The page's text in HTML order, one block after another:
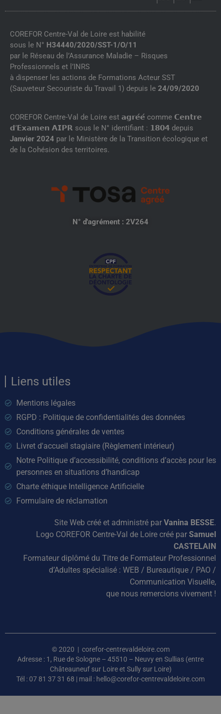
COREFOR Centre-Val de Loire est habilité
sous le N° H34440/2020/SST-1/O/11
par le Réseau de l’Assurance Maladie – Risques
Professionnels et l’INRS
à dispenser les actions de Formations Acteur SST
(Sauveteur Secouriste du Travail 1) depuis le 24/09/2020
COREFOR Centre-Val de Loire est 𝗮𝗴𝗿𝗲́𝗲́ comme 𝗖𝗲𝗻𝘁𝗿𝗲
𝗱’𝗘𝘅𝗮𝗺𝗲𝗻 𝗔𝗜𝗣𝗥 sous le N° identifiant : 𝟭𝟴𝟬𝟰 depuis
Janvier 2024 par le Ministère de la Transition écologique et
de la Cohésion des territoires.
N° d'agrément : 2V264
Liens utiles
Mentions légales
RGPD : Politique de confidentialités des données
Conditions générales de ventes
Livret d'accueil stagiaire (Règlement intérieur)
Notre Politique d’accessibilité, conditions d’accès pour les
personnes en situations d’handicap
Charte éthique Intelligence Artificielle
Formulaire de réclamation
Site Web créé et administré par Vanina BESSE.
Logo COREFOR Centre-Val de Loire créé par Samuel
CASTELAIN
Formateur diplômé du Titre de Formateur Professionnel
d’Adultes spécialisé : WEB / Bureautique / PAO /
Communication Visuelle,
que nous remercions vivement !
© 2020 | corefor-centrevaldeloire.com
Adresse : 1, Rue de Sologne – 45510 – Neuvy en Sullias (entre
Châteauneuf sur Loire et Sully sur Loire)
Tél : 07 81 37 31 68 | mail : hello@corefor-centrevaldeloire.com